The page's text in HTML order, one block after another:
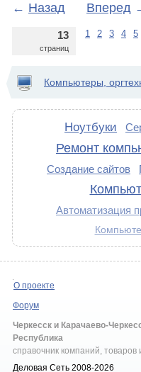
← Назад Вперед
13
страниц
1 2 3 4 5
Компьютеры,
Ноутбуки
Ремонт
Создание сайтов
Автоматизация
О проекте
Форум
Черкесск и Карачаево-
Республика
справочник компаний, товаров
Деловая Сеть 2008-2026